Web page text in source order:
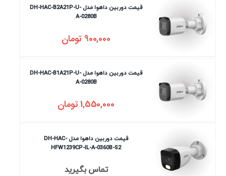
قیمت دوربین داهوا مدل DH-HAC-B2A21P-U-
A-0280B
900,000 تومان
قیمت دوربین داهوا مدل DH-HAC-B1A21P-U-
A-0280B
1,550,000تومان
قیمت دوربین داهوا مدل DH-HAC-
HFW1239CP-IL-A-0360B-S2
تماس بگیرید